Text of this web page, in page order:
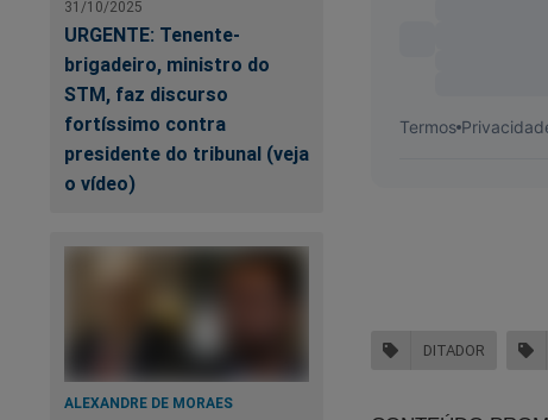
31/10/2025
URGENTE: Tenente-
brigadeiro, ministro do
STM, faz discurso
fortíssimo contra
presidente do tribunal (veja
o vídeo)
ALEXANDRE DE MORAES
Contamos com você!
DITADOR